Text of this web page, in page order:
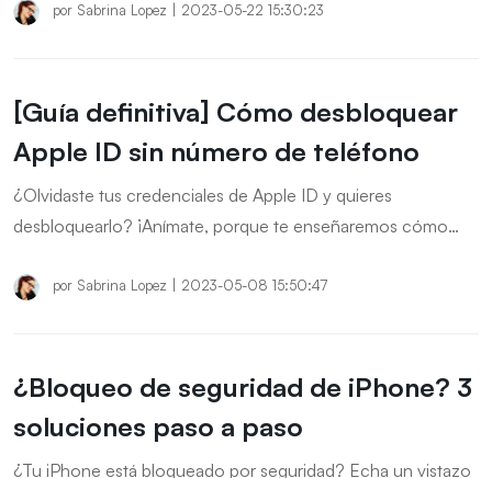
respecto.
por Sabrina Lopez 2023-05-22 15:30:23
[Guía definitiva] Cómo desbloquear
Apple ID sin número de teléfono
¿Olvidaste tus credenciales de Apple ID y quieres
desbloquearlo? ¡Anímate, porque te enseñaremos cómo
electrónico o cualquier pregunta de seguridad!
por Sabrina Lopez 2023-05-08 15:50:47
¿Bloqueo de seguridad de iPhone? 3
soluciones paso a paso
¿Tu iPhone está bloqueado por seguridad? Echa un vistazo